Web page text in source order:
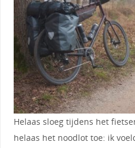
Helaas sloeg tijdens het
helaas het noodlot toe: ik